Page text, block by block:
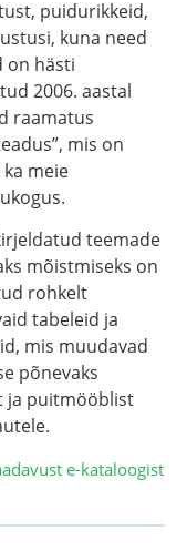
puidurikkeid,
kuna need
on hästi
2006. aastal
raamatus
mis on
meie
teemade
mõistmiseks on
rohkelt
tabeleid ja
mis muudavad
põnevaks
ja puitmööblist
e-kataloogist